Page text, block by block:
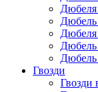
Дюбеля
Дюбель
Гвозди
Гвозди